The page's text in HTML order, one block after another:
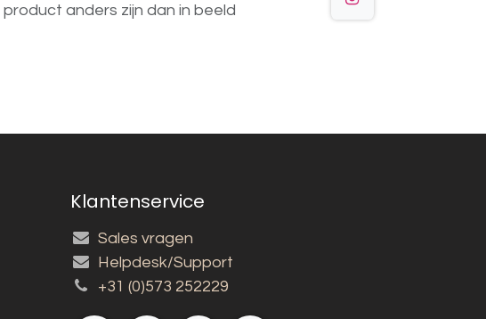
product anders zijn dan in beeld
Klantenservice
Sales vragen
Helpdesk/Support
+31 (0)573 252229